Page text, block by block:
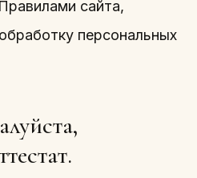
сайта,
персональных